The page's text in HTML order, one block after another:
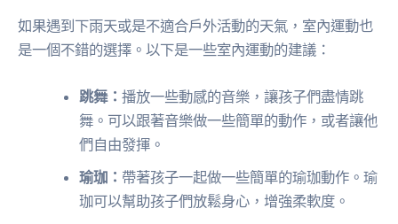
如果遇到下雨天或是不適合戶外活動的天氣，室內運動也
是一個不錯的選擇。以下是一些室內運動的建議：
跳舞：播放一些動感的音樂，讓孩子們盡情跳
舞。可以跟著音樂做一些簡單的動作，或者讓他
們自由發揮。
瑜珈： 帶著孩子一起做一些簡單的瑜珈動作。瑜
珈可以幫助孩子們放鬆身心，增強柔軟度。